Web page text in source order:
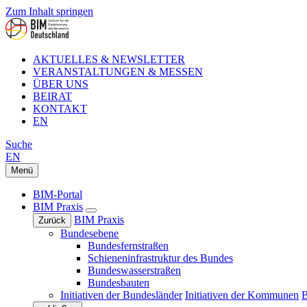
Zum Inhalt springen
AKTUELLES & NEWSLETTER
VERANSTALTUNGEN & MESSEN
ÜBER UNS
BEIRAT
KONTAKT
EN
Suche
EN
Menü
BIM-Portal
BIM Praxis
Zurück
BIM Praxis
Bundesebene
Bundesfernstraßen
Schieneninfrastruktur des Bundes
Bundeswasserstraßen
Bundesbauten
Initiativen der Bundesländer Initiativen der Kommunen